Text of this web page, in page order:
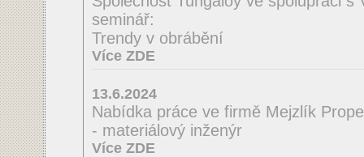
seminář:
Trendy v obrábění
Více ZDE
13.6.2024
Nabídka práce ve firmě Mejzlík
- materiálový inženýr
Více ZDE